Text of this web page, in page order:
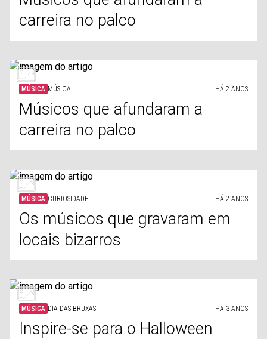
carreira no palco
MÚSICA MÚSICA HÁ 2 ANOS
Músicos que afundaram a
carreira no palco
MÚSICA CURIOSIDADE HÁ 2 ANOS
Os músicos que gravaram em
locais bizarros
MÚSICA DIA DAS BRUXAS HÁ 3 ANOS
Inspire-se para o Halloween